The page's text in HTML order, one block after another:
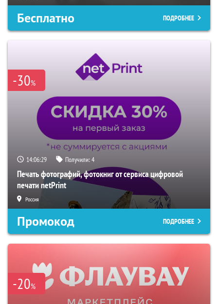
Бесплатно ПОДРОБНЕЕ
-30%
14:06:28 Получили:4
Печать фотографий, фотокниг от сервиса цифровой
печати netPrint
Россия
Промокод ПОДРОБНЕЕ
-20%